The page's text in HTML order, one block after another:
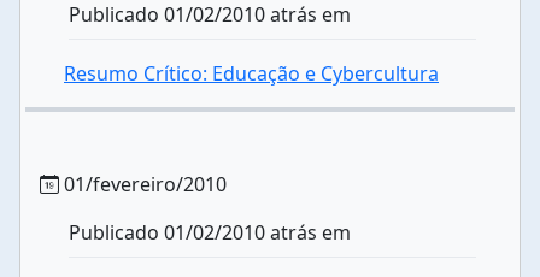
Publicado 01/02/2010 atrás em
Resumo Crítico: Educação e Cybercultura
01/fevereiro/2010
Publicado 01/02/2010 atrás em